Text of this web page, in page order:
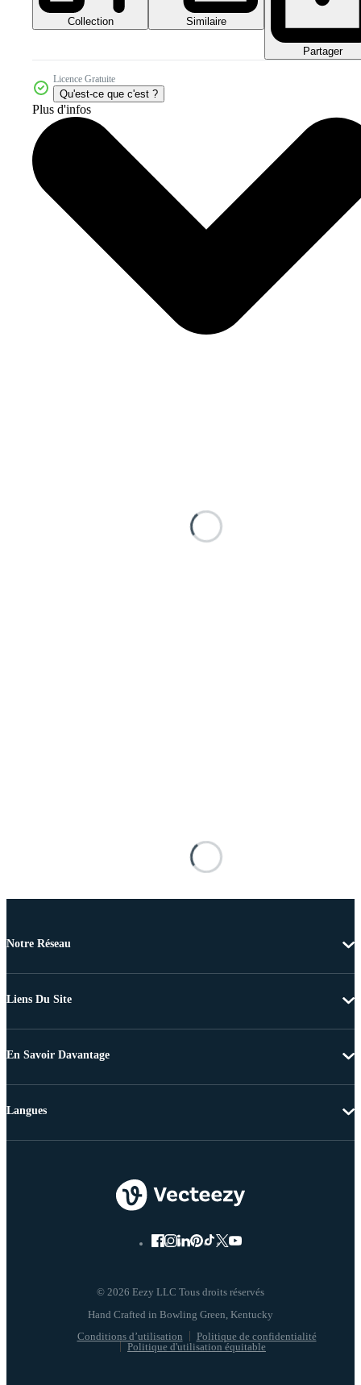
Collection Similaire
Partager
Licence Gratuite
Qu'est-ce que c'est ?
Plus d'infos
Notre Réseau
Liens Du Site
En Savoir Davantage
© 2026 Eezy LLC Tous droits réservés
Conditions d’utilisation
Politique de confidentialité
Politique d'utilisation équitable
Langues